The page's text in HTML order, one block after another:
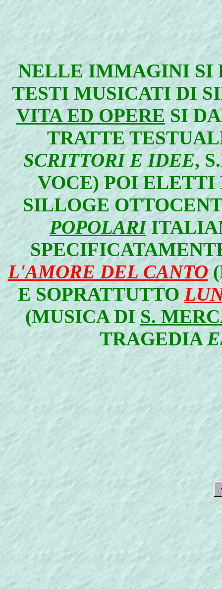
NELLE IMMAGINI SI
TESTI MUSICATI DI
VITA ED OPERESI
TRATTE
SCRITTORI E IDEE,
VOCE) POI ELETTI
SILLOGE
POPOLARI
L'AMORE DEL CANTO
E SOPRATTUTTO
(MUSICA DIS.
TRAGEDIA